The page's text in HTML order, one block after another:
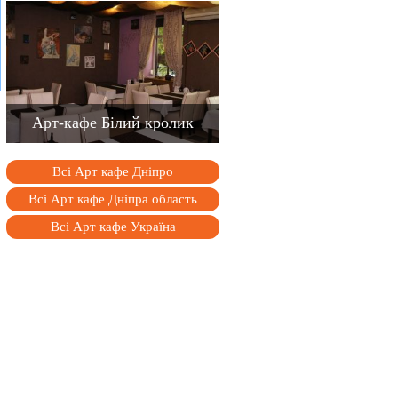
Арт-кафе Білий кролик
Всі Арт кафе Дніпро
Всі Арт кафе Дніпра область
Всі Арт кафе Україна